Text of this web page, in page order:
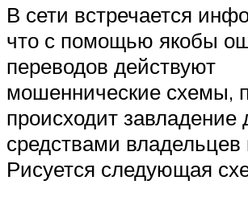
В сети встречается
что с помощью якобы
переводов действуют
мошеннические схемы,
происходит
средствами владельцев
Рисуется следующая